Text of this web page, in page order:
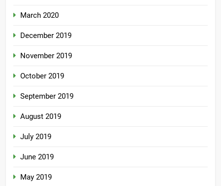
March 2020
December 2019
November 2019
October 2019
September 2019
August 2019
July 2019
June 2019
May 2019